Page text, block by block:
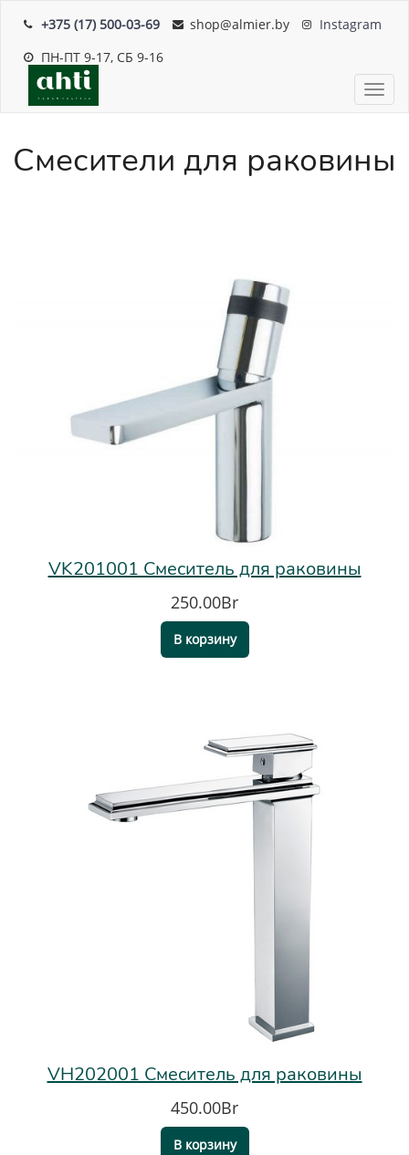
+375 (17) 500-03-69 shop@almier.by
Instagram
ПН-ПТ 9-17, СБ 9-16
Смесители для раковины
VK201001 Смеситель для раковины
250.00Br
В корзину
VH202001 Смеситель для раковины
450.00Br
В корзину